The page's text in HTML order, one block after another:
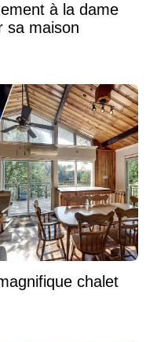
à la dame
sa maison
chalet